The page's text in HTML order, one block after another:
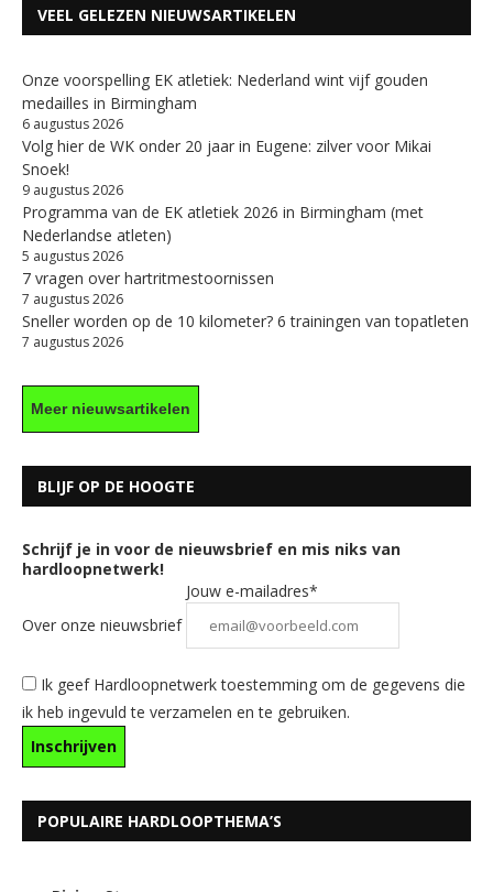
VEEL GELEZEN NIEUWSARTIKELEN
Onze voorspelling EK atletiek: Nederland wint vijf gouden
medailles in Birmingham
6 augustus 2026
Volg hier de WK onder 20 jaar in Eugene: zilver voor Mikai
Snoek!
9 augustus 2026
Programma van de EK atletiek 2026 in Birmingham (met
Nederlandse atleten)
5 augustus 2026
7 vragen over hartritmestoornissen
7 augustus 2026
Sneller worden op de 10 kilometer? 6 trainingen van topatleten
7 augustus 2026
Meer nieuwsartikelen
BLIJF OP DE HOOGTE
Schrijf je in voor de nieuwsbrief en mis niks van
hardloopnetwerk!
Over onze nieuwsbrief
Jouw e-mailadres*
Ik geef Hardloopnetwerk toestemming om de gegevens die
ik heb ingevuld te verzamelen en te gebruiken.
POPULAIRE HARDLOOPTHEMA’S